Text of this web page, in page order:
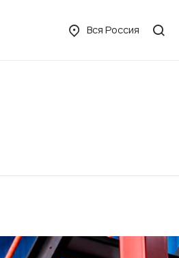
Вся Россия